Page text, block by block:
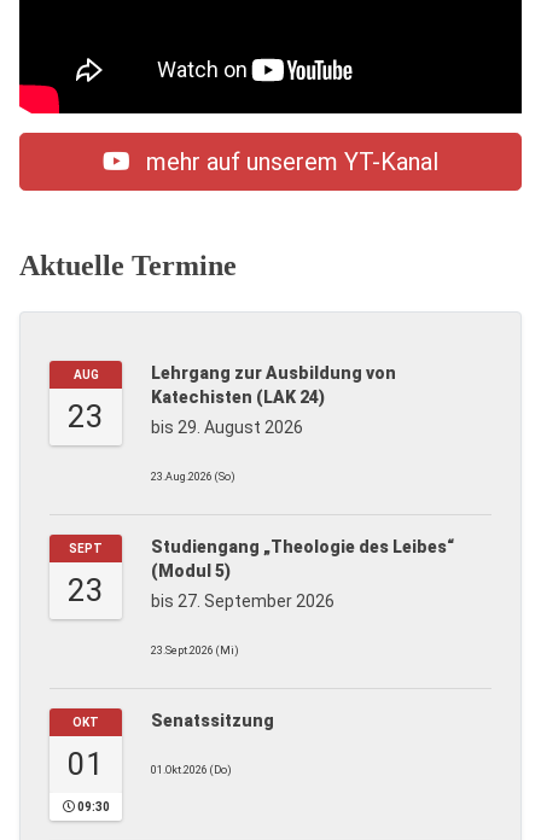
mehr auf unserem YT-Kanal
Aktuelle Termine
AUG
23
Lehrgang zur Ausbildung von
Katechisten (LAK 24)
bis 29. August 2026
23.Aug.2026 (So)
SEPT
23
Studiengang „Theologie des Leibes“
(Modul 5)
bis 27. September 2026
23.Sept.2026 (Mi)
OKT
01
09:30
Senatssitzung
01.Okt.2026 (Do)